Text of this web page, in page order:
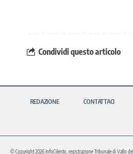
Condividi questo articolo
REDAZIONE CONTATTACI
© Copyright 2026 InfoCilento, registrazione Tribunale di Vallo